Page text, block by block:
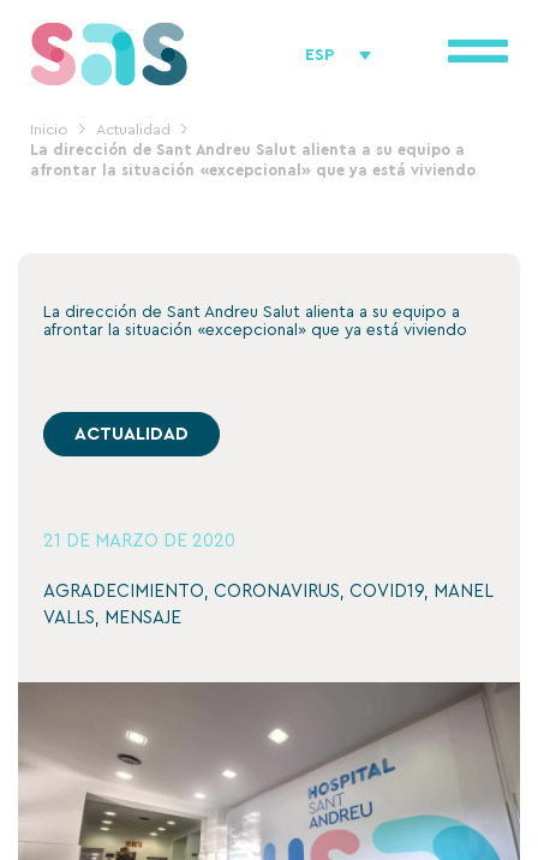
contenido
ESP
Inicio
Actualidad
La dirección de Sant Andreu Salut alienta a su equipo a
afrontar la situación «excepcional» que ya está viviendo
La dirección de Sant Andreu Salut alienta a su equipo a
afrontar la situación «excepcional» que ya está viviendo
ACTUALIDAD
21 DE MARZO DE 2020
AGRADECIMIENTO CORONAVIRUS COVID19,
MANEL
VALLS
MENSAJE